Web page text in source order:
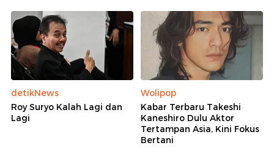
detikNews
Roy Suryo Kalah Lagi dan
Lagi
Wolipop
Kabar Terbaru Takeshi
Kaneshiro Dulu Aktor
Tertampan Asia, Kini Fokus
Bertani